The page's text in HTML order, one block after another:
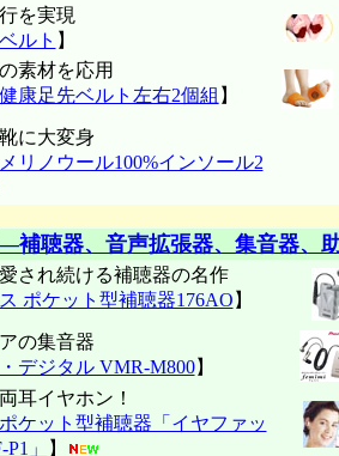
を実現
ルト 】
素材を応用
康足先ベルト左右2個組 】
に大変身
リノウール100%インソール2
補聴器、音声拡張器、集音器、
され続ける補聴器の名作
ポケット型補聴器176AO 】
の集音器
デジタル VMR-M800】
耳イヤホン！
ケット型補聴器「イヤファッ
」
】